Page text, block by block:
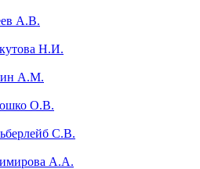
А.В.
Н.И.
А.М.
О.В.
С.В.
А.А.